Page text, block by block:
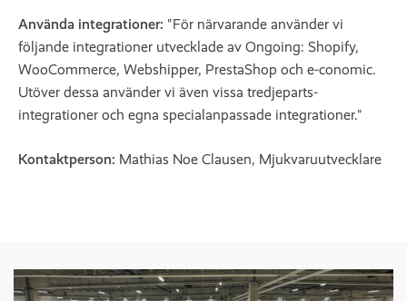
Använda integrationer: "För närvarande använder vi
följande integrationer utvecklade av Ongoing: Shopify,
WooCommerce, Webshipper, PrestaShop och e-conomic.
Utöver dessa använder vi även vissa tredjeparts-
integrationer och egna specialanpassade integrationer."
Kontaktperson: Mathias Noe Clausen, Mjukvaruutvecklare